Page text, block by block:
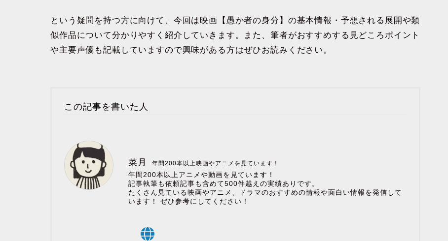
という疑問を持つ方に向けて、今回は映画【愚か者の身分】の基本情報・予想される展開や類
似作品について分かりやすく紹介していきます。また、筆者がおすすめする見どころポイント
や主要声優も記載していますので興味がある方はぜひお読みください。
この記事を書いた人
菜月 年間200本以上映画やアニメを見ています！
年間200本以上アニメや動画を見ています！
記事執筆も依頼記事も含めて500件越えの実績ありです。
たくさん見ている映画やアニメ、ドラマのおすすめの情報や面白い情報を発信して
います！ ぜひ参考にしてください！